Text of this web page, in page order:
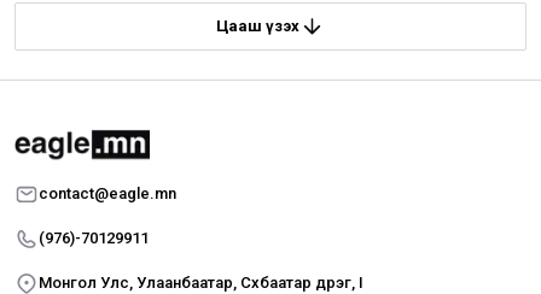
Цааш үзэх
contact@eagle.mn
(976)-70129911
Монгол Улс, Улаанбаатар, Сүхбаатар дүүрэг, I